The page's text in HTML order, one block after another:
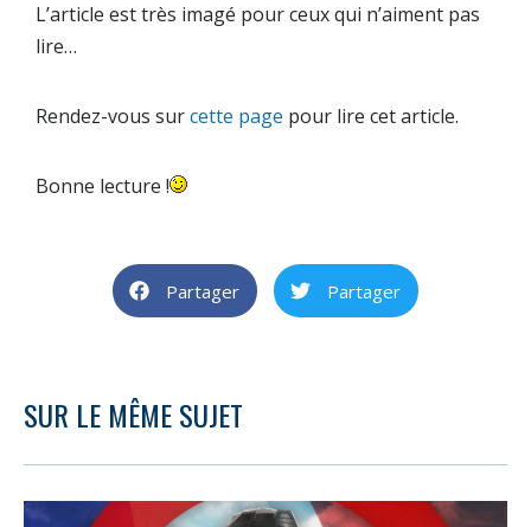
L’article est très imagé pour ceux qui n’aiment pas
lire…
Rendez-vous surcette page pour lire cet article.
Bonne lecture !
Partager Partager
SUR LE MÊME SUJET